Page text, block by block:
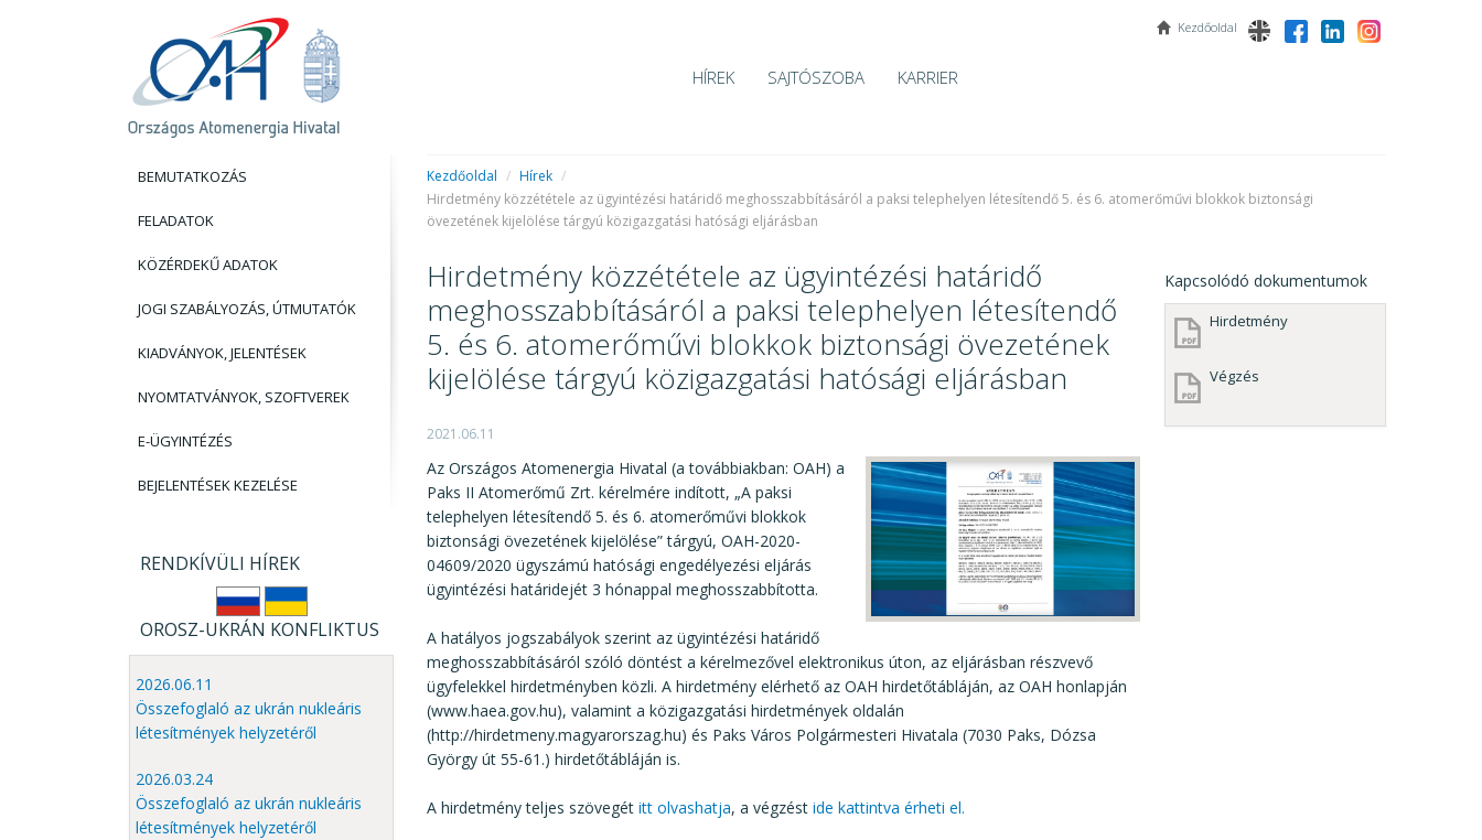
Kezdőoldal
HÍREK SAJTÓSZOBA KARRIER
BEMUTATKOZÁS
FELADATOK
KÖZÉRDEKŰ ADATOK
JOGI SZABÁLYOZÁS, ÚTMUTATÓK
KIADVÁNYOK, JELENTÉSEK
NYOMTATVÁNYOK, SZOFTVEREK
E-ÜGYINTÉZÉS
BEJELENTÉSEK KEZELÉSE
RENDKÍVÜLI HÍREK
OROSZ-UKRÁN KONFLIKTUS
2026.06.11
Összefoglaló az ukrán nukleáris
létesítmények helyzetéről
2026.03.24
Összefoglaló az ukrán nukleáris
létesítmények helyzetéről
Kezdőoldal / Hírek /
Hirdetmény közzététele az ügyintézési határidő meghosszabbításáról a paksi telephelyen létesítendő 5. és 6. atomerőművi blokkok biztonsági
övezetének kijelölése tárgyú közigazgatási hatósági eljárásban
Hirdetmény közzététele az ügyintézési határidő
meghosszabbításáról a paksi telephelyen létesítendő
5. és 6. atomerőművi blokkok biztonsági övezetének
kijelölése tárgyú közigazgatási hatósági eljárásban
2021.06.11
Az Országos Atomenergia Hivatal (a továbbiakban: OAH) a
Paks II Atomerőmű Zrt. kérelmére indított, „A paksi
telephelyen létesítendő 5. és 6. atomerőművi blokkok
biztonsági övezetének kijelölése” tárgyú, OAH-2020-
04609/2020 ügyszámú hatósági engedélyezési eljárás
ügyintézési határidejét 3 hónappal meghosszabbította.
A hatályos jogszabályok szerint az ügyintézési határidő
meghosszabbításáról szóló döntést a kérelmezővel elektronikus úton, az eljárásban részvevő
ügyfelekkel hirdetményben közli. A hirdetmény elérhető az OAH hirdetőtábláján, az OAH honlapján
(www.haea.gov.hu), valamint a közigazgatási hirdetmények oldalán
(http://hirdetmeny.magyarorszag.hu) és Paks Város Polgármesteri Hivatala (7030 Paks, Dózsa
György út 55-61.) hirdetőtábláján is.
A hirdetmény teljes szövegét itt olvashatja, a végzést ide kattintva érheti el.
Kapcsolódó dokumentumok
Hirdetmény
Végzés